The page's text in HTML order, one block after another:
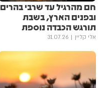
חם מהרגיל עד שרבי בהרים
ובפנים הארץ, בשבת
תורגש הכבדה נוספת
אלי קליין 31.07.26